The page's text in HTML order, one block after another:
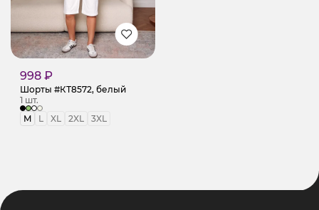
998 ₽
Шорты #КТ8572, белый
1 шт.
M
L XL 2XL 3XL